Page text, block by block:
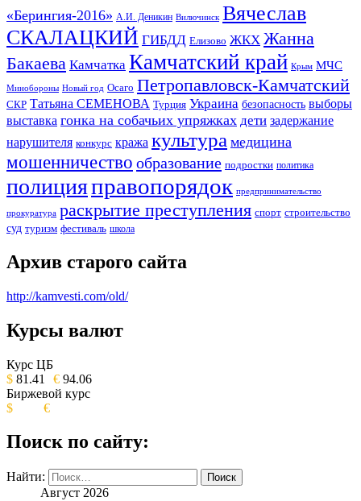
«Берингия-2016» А.И. Деникин Вилючинск Вячеслав
СКАЛАЦКИЙ ГИБДД Елизово ЖКХ Жанна
Бакаева Камчатка Камчатский край Крым МЧС
Минобороны Новый год Осаго Петропавловск-Камчатский
СКР Татьяна СЕМЕНОВА Турция Украина безопасность выборы
выставка гонка на собачьих упряжках дети задержание
нарушителя конкурс кража культура медицина
мошенничество образование подростки политика
полицияправопорядок предпринимательство
прокуратура раскрытие преступления спорт строительство
суд туризм фестиваль школа
Архив старого сайта
http://kamvesti.com/old/
ОБЩЕСТВЕННО-ПОЛИТИЧЕСКОЕ
ИЗДАНИЕ КАМЧАТСКОГО КРАЯ.
Курсы валют
Курс ЦБ
$ 81.41 € 94.06
Биржевой курс
$
€
Поиск по сайту:
Найти:
Август 2026